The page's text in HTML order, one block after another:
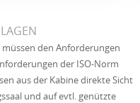
den Anforderungen
der ISO-Norm
aus der Kabine direkte Sicht
und auf evtl. genützte